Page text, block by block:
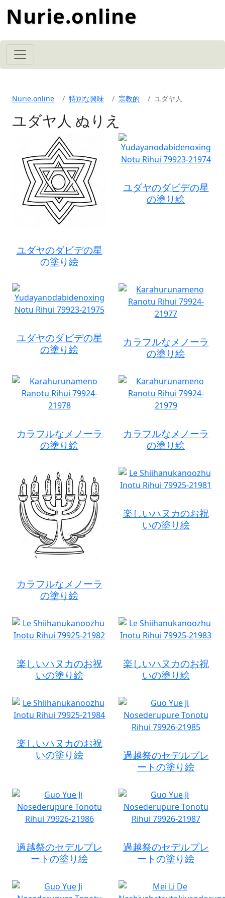
Nurie.online
Nurie.online 特別な興味 宗教的 ユダヤ人
ユダヤ人 ぬりえ
ユダヤのダビデの星
の塗り絵
ユダヤのダビデの星
の塗り絵
ユダヤのダビデの星
の塗り絵
カラフルなメノーラ
の塗り絵
カラフルなメノーラ
の塗り絵
カラフルなメノーラ
の塗り絵
カラフルなメノーラ
の塗り絵
楽しいハヌカのお祝
いの塗り絵
楽しいハヌカのお祝
いの塗り絵
楽しいハヌカのお祝
いの塗り絵
楽しいハヌカのお祝
いの塗り絵
過越祭のセデルプレ
ートの塗り絵
過越祭のセデルプレ
ートの塗り絵
過越祭のセデルプレ
ートの塗り絵